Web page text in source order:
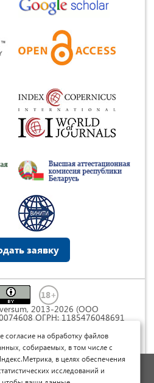
заявку
2013-2026 (ООО
ОГРН: 1185476048691
4.0
персональных данных
согласие на обработку файлов
собираемых, в том числе с
в целях обеспечения
исследований и